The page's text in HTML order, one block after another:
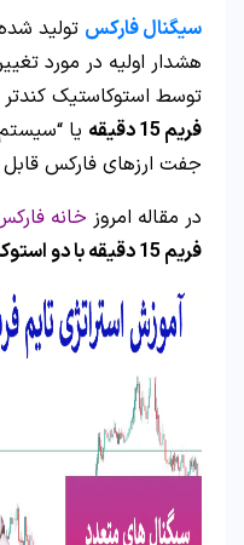
سیگنال فارکس تولید
هشدار اولیه در مورد
توسط استوکاستیک
فریم 15 دقیقه
یا
جفت ارزهای فارکس
در مقاله امروز خانه
فریم 15 دقیقه با دو استوکاستیک